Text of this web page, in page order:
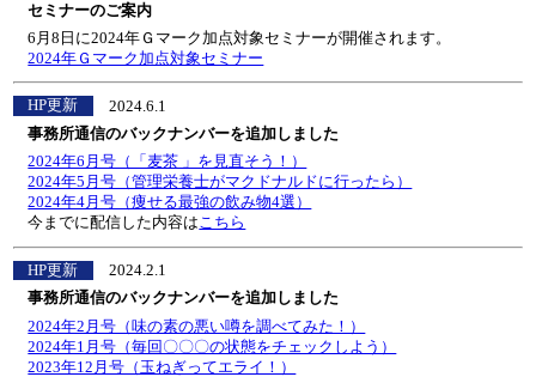
セミナーのご案内
6月8日に2024年Ｇマーク加点対象セミナーが開催されます。
2024年Ｇマーク加点対象セミナー
HP更新
2024.6.1
事務所通信のバックナンバーを追加しました
2024年6月号（「麦茶 」を見直そう！）
2024年5月号（管理栄養士がマクドナルドに行ったら）
2024年4月号（痩せる最強の飲み物4選）
今までに配信した内容はこちら
HP更新
2024.2.1
事務所通信のバックナンバーを追加しました
2024年2月号（味の素の悪い噂を調べてみた！）
2024年1月号（毎回〇〇〇の状態をチェックしよう）
2023年12月号（玉ねぎってエライ！）